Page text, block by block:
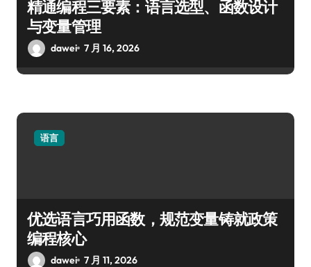
精通编程三要素：语言选型、函数设计
与变量管理
dawei 7 月 16, 2026
语言
优选语言巧用函数，规范变量铸就政策
编程核心
dawei 7 月 11, 2026